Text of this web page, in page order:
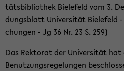
täts­bi­blio­thek Bie­le­feld vom 3.
dungs­blatt Uni­ver­si­tät Bie­le­feld
chun­gen - Jg 36 Nr. 23 S. 259)
Das Rek­to­rat der Uni­ver­si­tät hat
Be­nut­zungs­re­ge­lun­gen